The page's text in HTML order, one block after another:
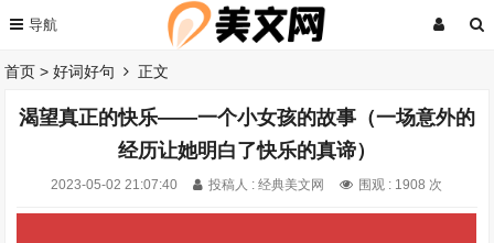
首页 >好词好句 正文
渴望真正的快乐——一个小女孩的故事（一场意外的
经历让她明白了快乐的真谛）
2023-05-02 21:07:40 投稿人 : 经典美文网 围观 : 1908 次